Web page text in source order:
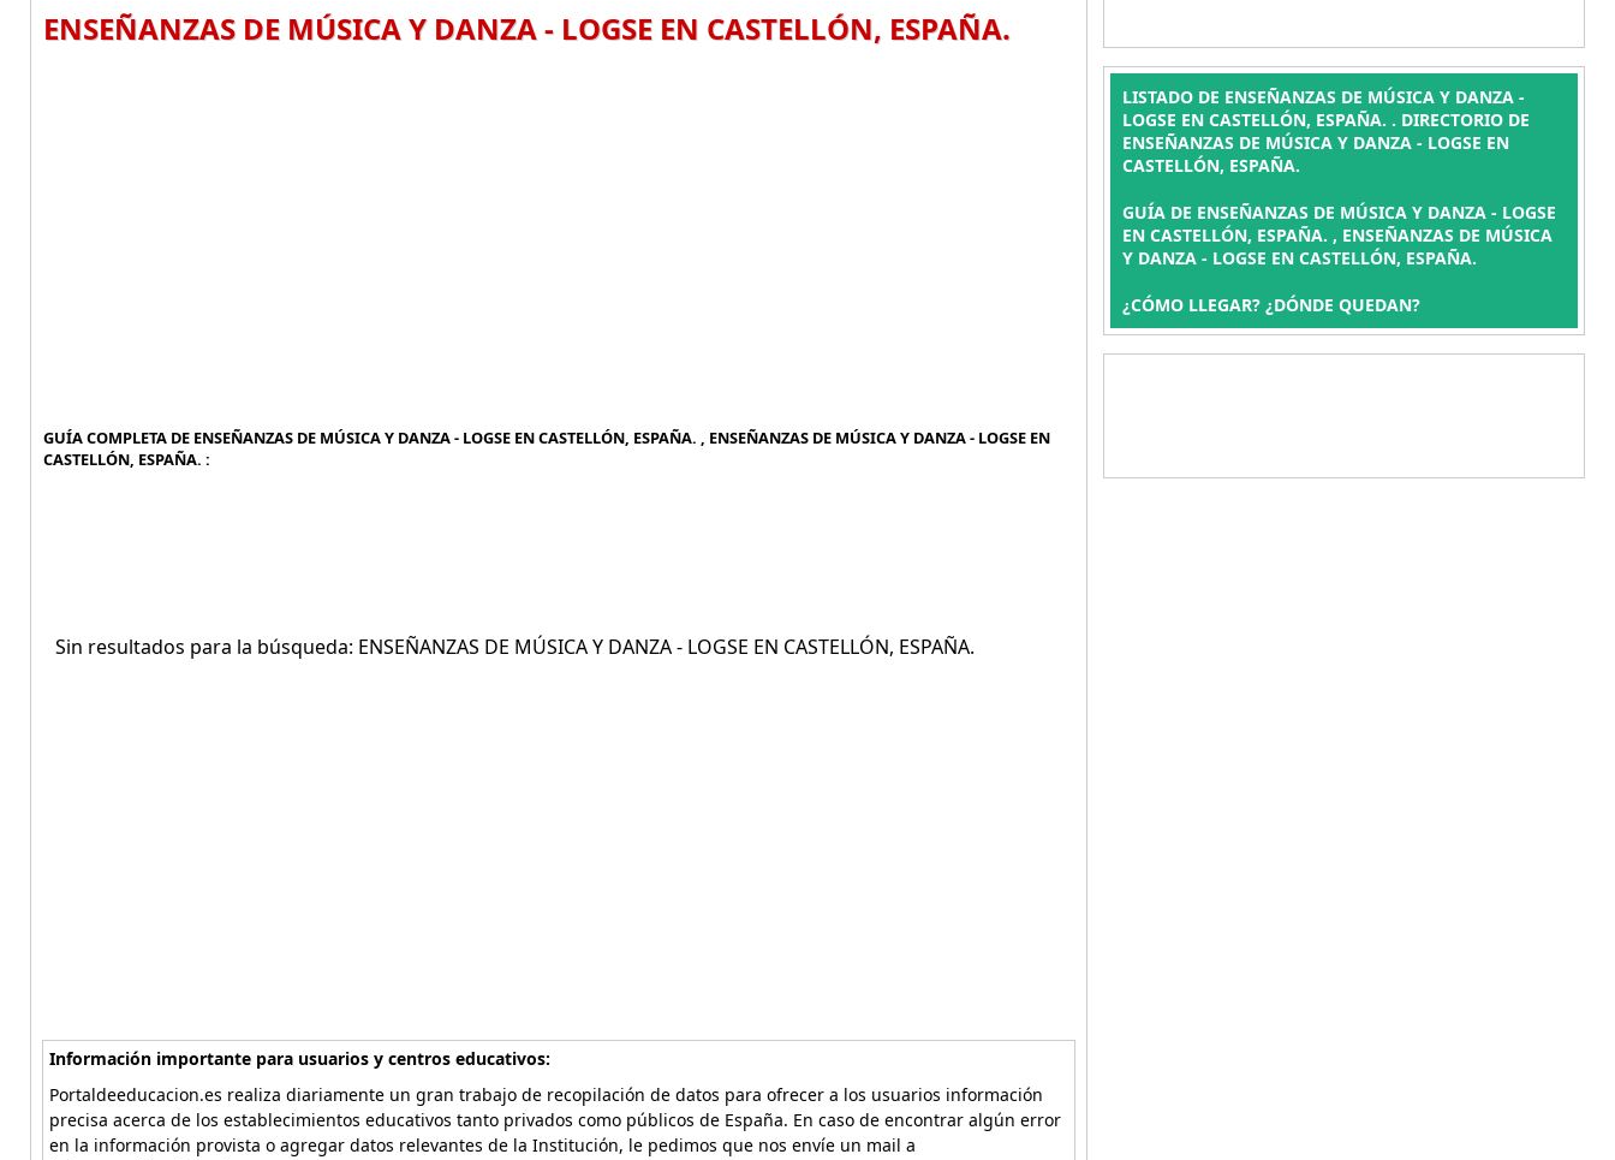
ENSEÑANZAS DE MÚSICA Y DANZA - LOGSE EN CASTELLÓN, ESPAÑA.
GUÍA COMPLETA DE ENSEÑANZAS DE MÚSICA Y DANZA - LOGSE EN CASTELLÓN, ESPAÑA. , ENSEÑANZAS DE MÚSICA Y DANZA - LOGSE EN
CASTELLÓN, ESPAÑA. :
Sin resultados para la búsqueda: ENSEÑANZAS DE MÚSICA Y DANZA - LOGSE EN CASTELLÓN, ESPAÑA.
Información importante para usuarios y centros educativos:
Portaldeeducacion.es realiza diariamente un gran trabajo de recopilación de datos para ofrecer a los usuarios información
precisa acerca de los establecimientos educativos tanto privados como públicos de España. En caso de encontrar algún error
en la información provista o agregar datos relevantes de la Institución, le pedimos que nos envíe un mail a
LISTADO DE ENSEÑANZAS DE MÚSICA Y DANZA -
LOGSE EN CASTELLÓN, ESPAÑA. . DIRECTORIO DE
ENSEÑANZAS DE MÚSICA Y DANZA - LOGSE EN
CASTELLÓN, ESPAÑA.
GUÍA DE ENSEÑANZAS DE MÚSICA Y DANZA - LOGSE
EN CASTELLÓN, ESPAÑA. , ENSEÑANZAS DE MÚSICA
Y DANZA - LOGSE EN CASTELLÓN, ESPAÑA.
¿CÓMO LLEGAR? ¿DÓNDE QUEDAN?